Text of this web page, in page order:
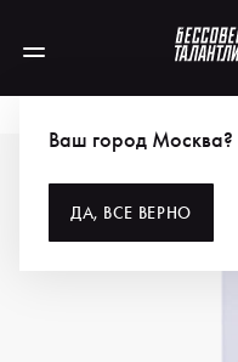
Ваш город Москва?
ДА, ВСЕ ВЕРНО